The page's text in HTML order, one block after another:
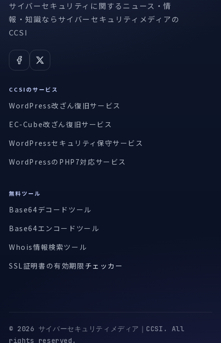
サイバーセキュリティに関するニュース・情
報・知識ならサイバーセキュリティメディアの
CCSI
CCSIのサービス
WordPress改ざん復旧サービス
EC-Cube改ざん復旧サービス
WordPressセキュリティ保守サービス
WordPressのPHP7対応サービス
無料ツール
Base64デコードツール
Base64エンコードツール
Whois情報検索ツール
SSL証明書の有効期限 チェッカー
© 2026 サイバーセキュリティメディア｜CCSI. All
rights reserved.